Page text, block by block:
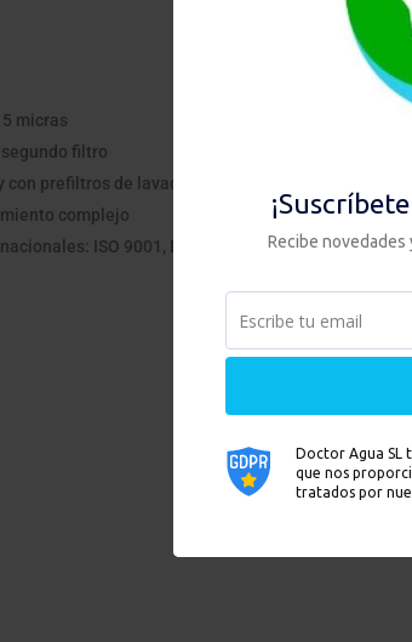
micras
filtro
con prefiltros de lavadora
complejo
ISO 9001, NSF, WRAS